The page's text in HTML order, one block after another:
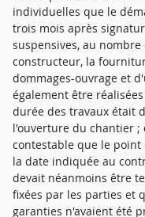
individuelles que le
trois mois après
suspensives, au
constructeur, la
dommages-ouvrage et
également être
durée des travaux était
l'ouverture du chantier ;
contestable que le
la date indiquée au
devait néanmoins être
fixées par les parties et
garanties n'avaient été